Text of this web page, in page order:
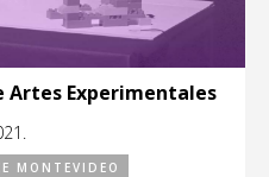
Artes Experimentales
MONTEVIDEO